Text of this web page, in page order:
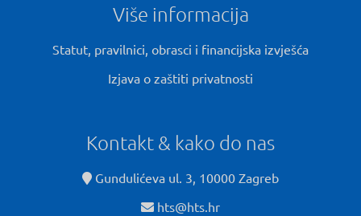
Više informacija
Statut, pravilnici, obrasci i financijska izvješća
Izjava o zaštiti privatnosti
Kontakt & kako do nas
Gundulićeva ul. 3, 10000 Zagreb
hts@hts.hr